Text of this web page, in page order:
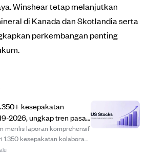
Winshear tetap melanjutkan
di Kanada dan Skotlandia serta
perkembangan penting
kesepakatan
2026, ungkap tren pasar
merilis laporan komprehensif
kesepakatan kolaborasi
dari 2019 hingga 2026.